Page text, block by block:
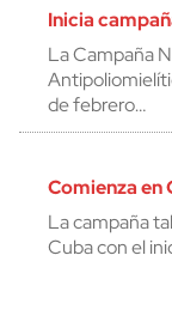
Inicia
La Campaña
de febrero…
Comienza en
La campaña
Cuba con el